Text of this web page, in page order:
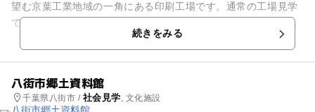
望む京葉工業地域の一角にある印刷工場です。通常の工場見学
では最新鋭の輪転機で新聞を印刷する様子を間近で見学するこ
とができます。2011年に...続きをみる
八街市郷土資料館
千葉県八街市 / 社会見学, 文化施設